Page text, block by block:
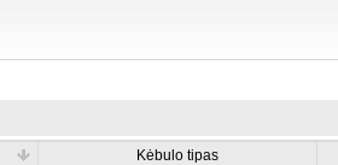
Kėbulo tipas